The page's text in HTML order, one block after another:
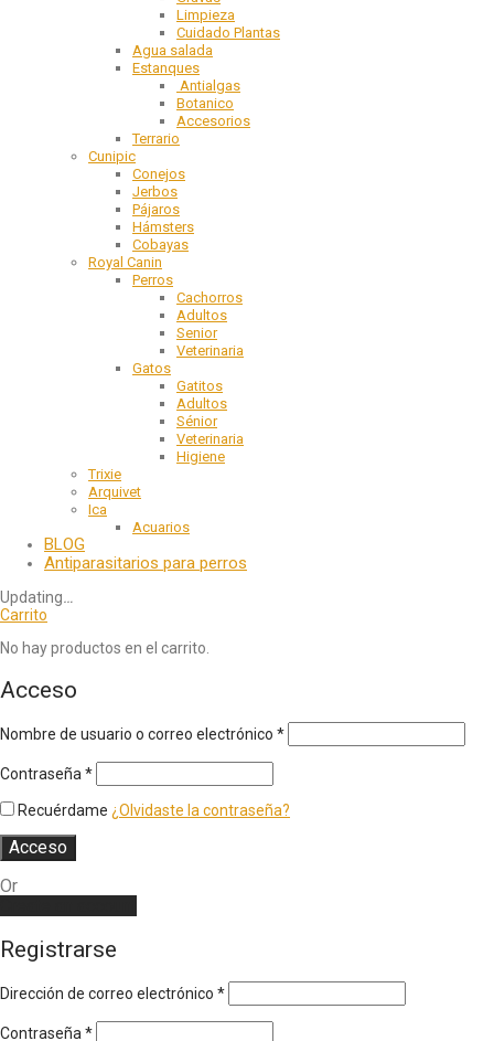
Limpieza
Cuidado Plantas
Agua salada
Estanques
Antialgas
Botanico
Accesorios
Terrario
Cunipic
Conejos
Jerbos
Pájaros
Hámsters
Cobayas
Royal Canin
Perros
Cachorros
Adultos
Senior
Veterinaria
Gatos
Gatitos
Adultos
Sénior
Veterinaria
Higiene
Trixie
Arquivet
Ica
Acuarios
BLOG
Antiparasitarios para perros
Updating…
Carrito
No hay productos en el carrito.
Acceso
Nombre de usuario o correo electrónico *
Contraseña *
Recuérdame ¿Olvidaste la contraseña?
Acceso
Or
Registrarse
Dirección de correo electrónico *
Contraseña *